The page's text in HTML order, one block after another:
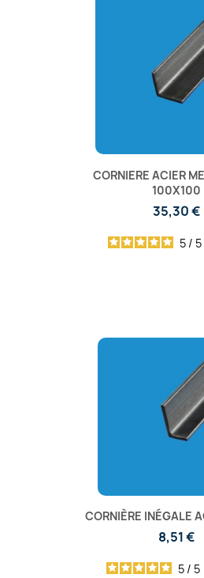
CORNIERE ACIER
100X100
35,30 €
5 / 5
CORNIÈRE INÉGALE
8,51 €
5 / 5